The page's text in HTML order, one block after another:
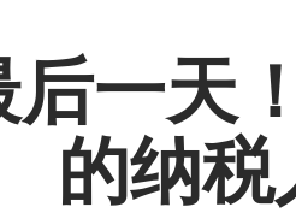
后一天
的纳